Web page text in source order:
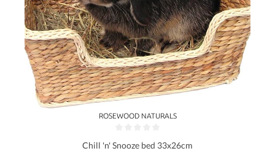
ROSEWOOD NATURALS
Chill 'n' Snooze bed 33x26cm